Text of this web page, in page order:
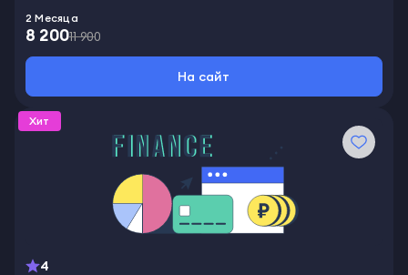
области поддержания трудовой деятельности. В процессе
обучения студенты смогут получить представления о том, какие
как правильно заводить их в электронном виде. За время учебы
слушатели освоят навыки работы в системе 1С и научатся
использовать ее инструменты для эффективной
профессиональной деятельности.
2 Месяца
8 20011 900
На сайт
4
Хит